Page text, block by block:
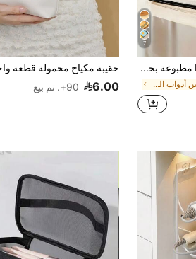
7
حقيبة مكياج PVC مطبوعة بحروف "Skincare Stuff"، حقيبة منظم سفر PVC محكمة الإغلاق بسحاب، حقيبة مكياج وأدوات تجميل خفيفة الوزن ومقاومة للبهتان، مناسبة للنساء والفتيات، حقيبة مكياج محمولة معتمدة من TSA، سهلة التنظيف، مناسبة للأمهات والمعلمات والصديقات والممرضات وغيرهم، حقيبة مكياج، حقيبة هدايا للصديقات، حقيبة أدوات تجميل أساسية للمدرسة والعطلات والسفر، حقيبة أدوات تجميل مقاومة للماء
في أكياس أدوات الزينة 6.00 90+. تم بيع